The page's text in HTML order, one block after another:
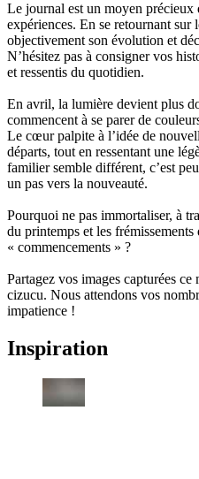
Le journal est un moyen précieux
expériences. En se retournant sur
objectivement son évolution et
N’hésitez pas à consigner vos
et ressentis du quotidien.
En avril, la lumière devient plus
commencent à se parer de
Le cœur palpite à l’idée de
départs, tout en ressentant une
familier semble différent, c’est
un pas vers la nouveauté.
Pourquoi ne pas immortaliser, à
du printemps et les
« commencements » ?
Partagez vos images capturées
cizucu. Nous attendons vos
impatience !
Inspiration